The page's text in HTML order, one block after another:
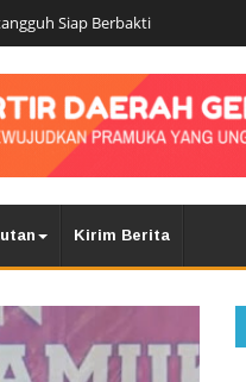
Siap Berbakti
Kirim Berita